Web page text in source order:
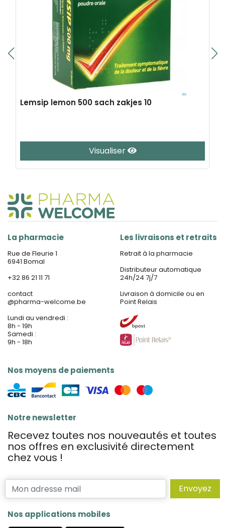
Lemsip lemon 500 sach zakjes 10
Visualiser
La pharmacie
Rue de Fleurie 1
6941 Bomal
+32 86 21 11 71
contact
@pharma-welcome.be
Lundi au vendredi :
8h - 19h
Samedi :
9h - 18h
Nos moyens de paiements
Les livraisons et retraits
Retrait à la pharmacie
Distributeur automatique
24h/24 7j/7
Livraison à domicile ou en
Point Relais
Notre newsletter
Recevez toutes nos nouveautés et toutes
nos offres en exclusivité directement
chez vous !
Envoyez
Nos applications mobiles